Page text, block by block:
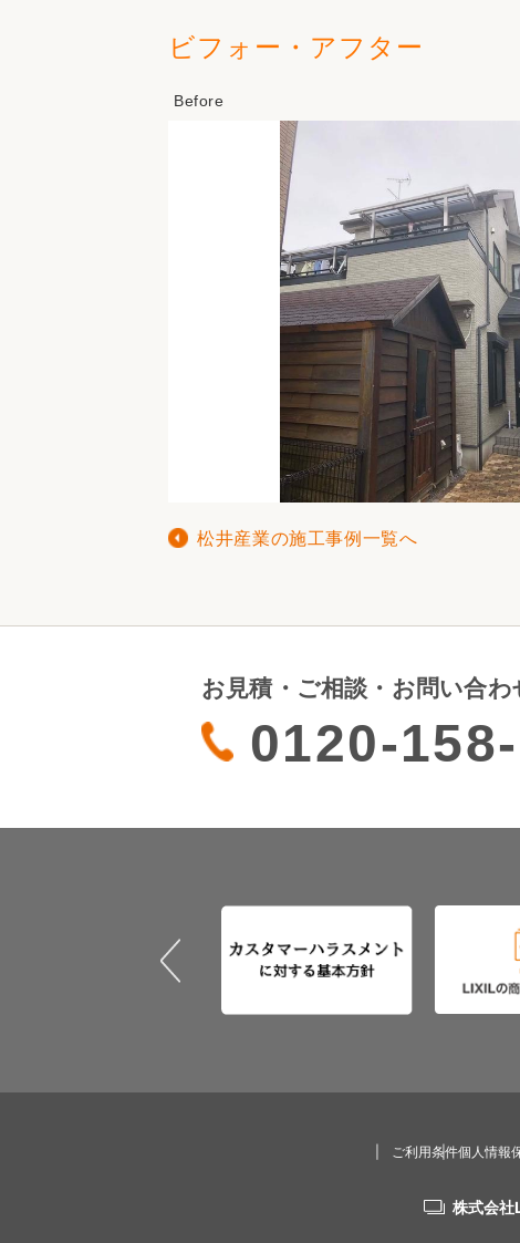
ビフォー・アフター
松井産業の施工事例一覧へ
お見積・ご相談・お問い合わ
0120-
ご利用条件個人情報
株式会社